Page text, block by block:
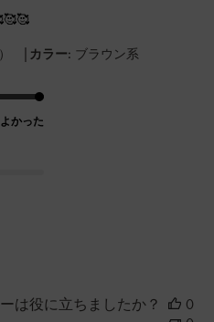
| カラー: ブラウン系
かった
は役に立ちましたか？
0